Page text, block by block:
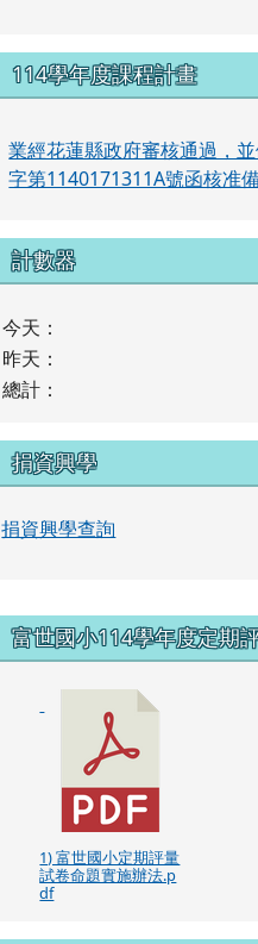
114學年度課程計畫
業經花蓮縣政府審核通過，
字第1140171311A號函核准
計數器
今天：
昨天：
總計：
捐資興學
捐資興學查詢
右邊區域內容
富世國小114學年度定期
1) 富世國小定期評量
試卷命題實施辦法.p
df